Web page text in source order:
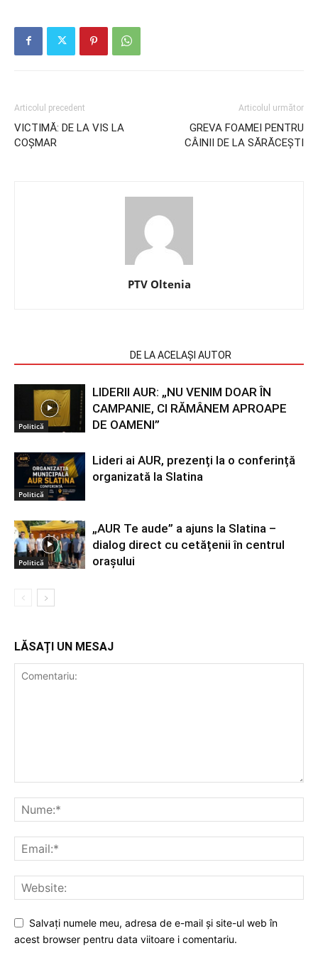
Articolul precedent
VICTIMĂ: DE LA VIS LA
COȘMAR
Articolul următor
GREVA FOAMEI PENTRU
CÂINII DE LA SĂRĂCEȘTI
PTV Oltenia
DE LA ACELAȘI AUTOR
Politică
LIDERII AUR: „NU VENIM DOAR ÎN
CAMPANIE, CI RĂMÂNEM APROAPE
DE OAMENI”
Politică
Lideri ai AUR, prezenți la o conferință
organizată la Slatina
Politică
„AUR Te aude” a ajuns la Slatina –
dialog direct cu cetățenii în centrul
orașului
LĂSAȚI UN MESAJ
Salvați numele meu, adresa de e-mail și site-ul web în
acest browser pentru data viitoare i comentariu.